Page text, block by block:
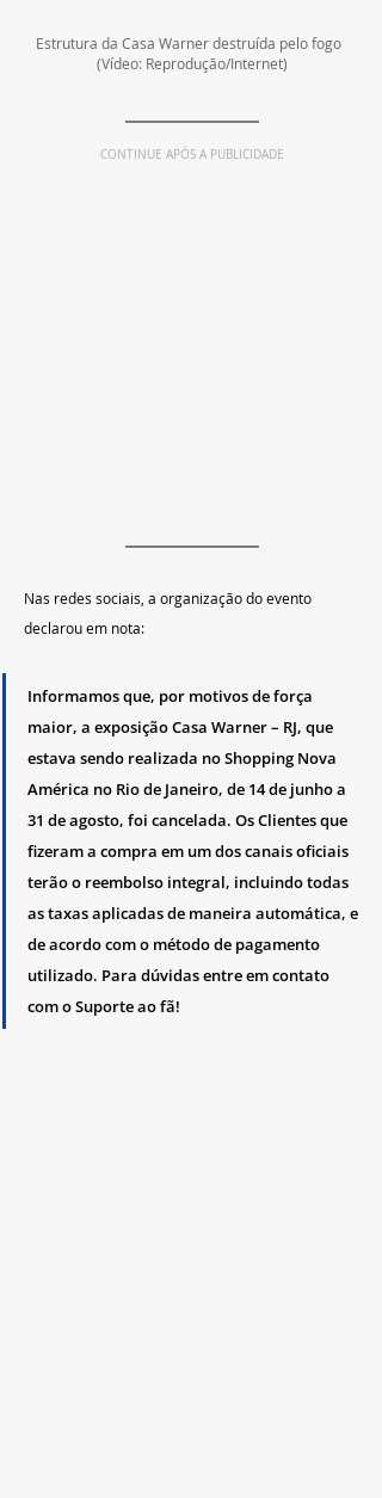
Estrutura da Casa Warner destruída pelo fogo
(Vídeo: Reprodução/Internet)
CONTINUE APÓS A PUBLICIDADE
Nas redes sociais, a organização do evento
declarou em nota:
Informamos que, por motivos de força
maior, a exposição Casa Warner – RJ, que
estava sendo realizada no Shopping Nova
América no Rio de Janeiro, de 14 de junho a
31 de agosto, foi cancelada. Os Clientes que
fizeram a compra em um dos canais oficiais
terão o reembolso integral, incluindo todas
as taxas aplicadas de maneira automática, e
de acordo com o método de pagamento
utilizado. Para dúvidas entre em contato
com o Suporte ao fã!